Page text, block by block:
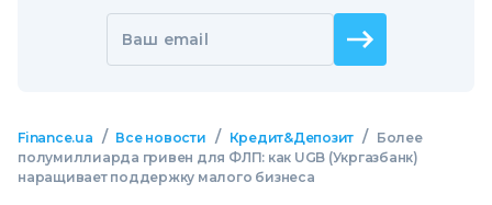
Ваш email
Finance.ua / Все новости / Кредит&Депозит /
Более
полумиллиарда гривен для ФЛП: как UGB (Укргазбанк)
наращивает поддержку малого бизнеса